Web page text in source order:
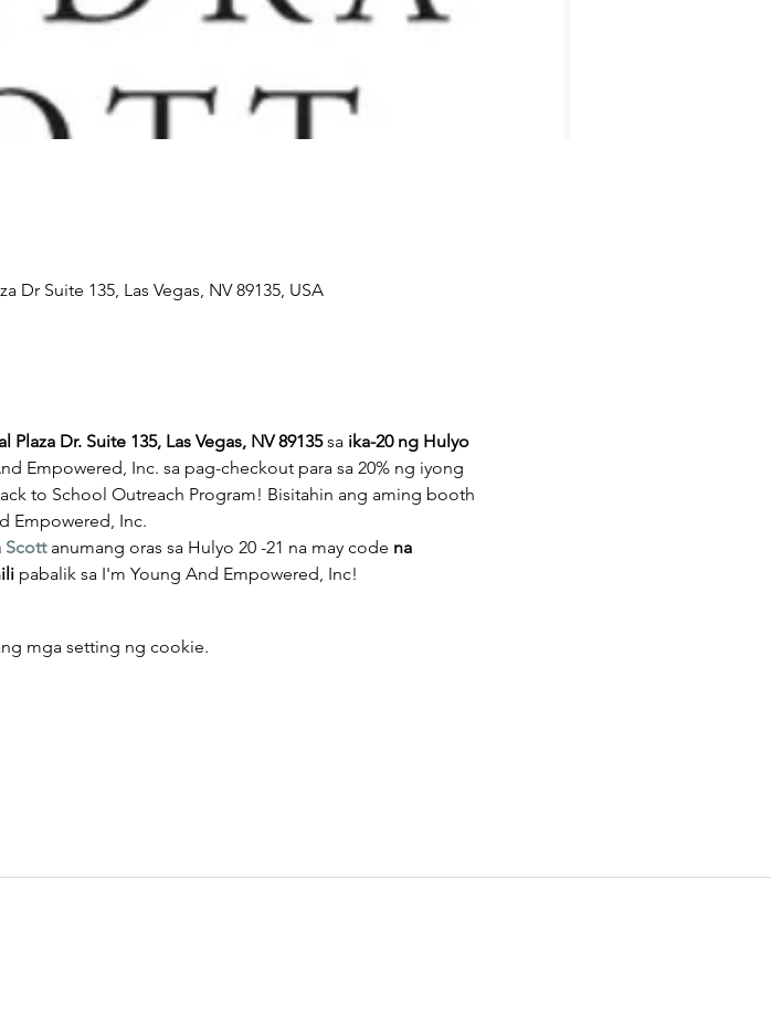
Dr Suite 135, Las Vegas, NV 89135, USA
Plaza Dr. Suite 135, Las Vegas, NV 89135 sa ika-20 ng Hulyo
Empowered, Inc. sa pag-checkout para sa 20% ng iyong
to School Outreach Program! Bisitahin ang aming booth
Empowered, Inc.
Scott anumang oras sa Hulyo 20 -21 na may code na
pabalik sa I'm Young And Empowered, Inc!
mga setting ng cookie.